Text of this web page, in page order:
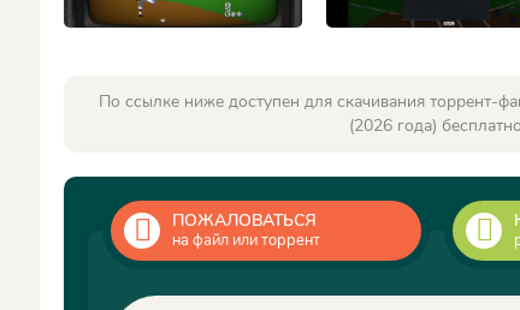
По ссылке ниже доступен для скачивания торрент-
(2026 года)
ПОЖАЛОВАТЬСЯ
на файл или торрент